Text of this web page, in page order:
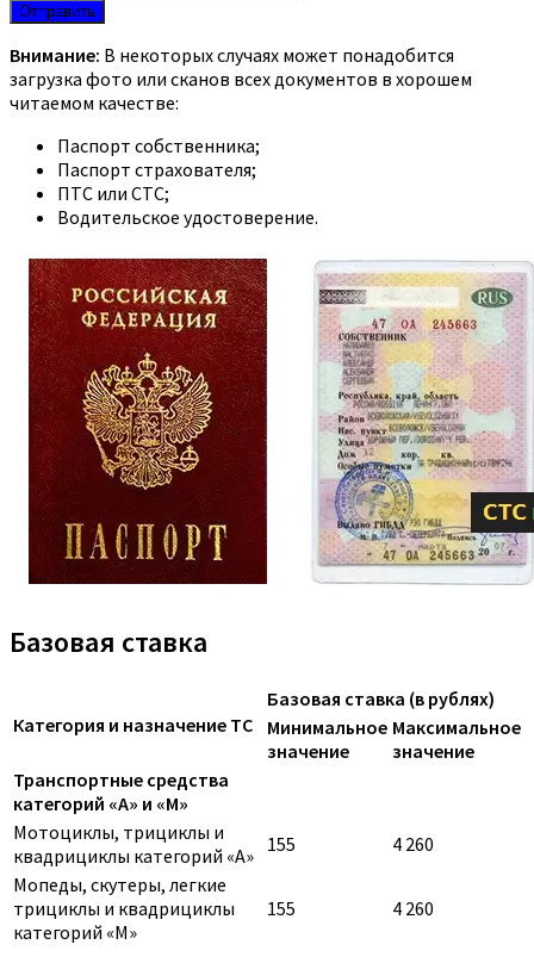
Отправить
Внимание: В некоторых случаях может понадобится
загрузка фото или сканов всех документов в хорошем
читаемом качестве:
Паспорт собственника;
Паспорт страхователя;
ПТС или СТС;
Водительское удостоверение.
Базовая ставка
Категория и назначение ТС
Базовая ставка (в рублях)
Минимальное
значение
Максимальное
значение
Транспортные средства
категорий «A» и «M»
Мотоциклы, трициклы и
квадрициклы категорий «A» 155
4 260
Мопеды, скутеры, легкие
трициклы и квадрициклы
категорий «M»
155 4 260